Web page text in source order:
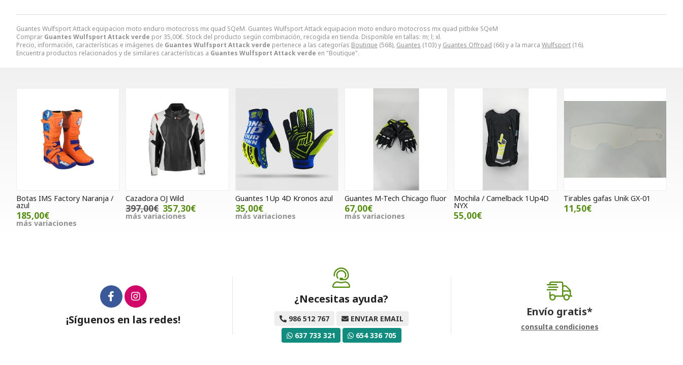
Guantes Wulfsport Attack equipacion moto enduro motocross mx quad SQeM. Guantes Wulfsport Attack equipacion moto enduro motocross mx quad pitbike SQeM
Comprar Guantes Wulfsport Attack verde por35,00€. Stock del producto según combinación, recogida en tienda. Disponible en tallas: m; l; xl.
Precio, información, características e imágenes de Guantes Wulfsport Attack verde pertenece a las categorías Boutique (568), Guantes (103) y Guantes Offroad (66) y a la marca Wulfsport (16).
Encuentra productos relacionados y de similares características a Guantes Wulfsport Attack verde en "Boutique".
Botas IMS Factory Naranja /
azul
185,00€
más variaciones
Cazadora OJ Wild
397,00€ 357,30€
más variaciones
Guantes 1Up 4D Kronos azul
35,00€
más variaciones
Guantes M-Tech Chicago fluor
67,00€
más variaciones
Mochila / Camelback 1Up4D
NYX
55,00€
Tirables gafas Unik GX-01
11,50€
¡Síguenos en las redes!
¿Necesitas ayuda?
986 512 767
ENVIAR EMAIL
637 733 321
654 336 705
Envío gratis*
consulta condiciones